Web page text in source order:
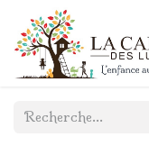
Se rendre au contenu